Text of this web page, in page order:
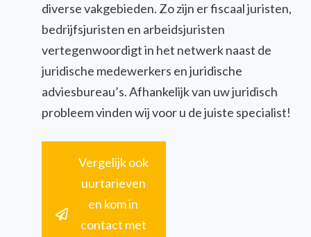
diverse vakgebieden. Zo zijn er fiscaal juristen,
bedrijfsjuristen en arbeidsjuristen
vertegenwoordigt in het netwerk naast de
juridische medewerkers en juridische
adviesbureau’s. Afhankelijk van uw juridisch
probleem vinden wij voor u de juiste specialist!
Vergelijk ook
uurtarieven
en kom in
contact met